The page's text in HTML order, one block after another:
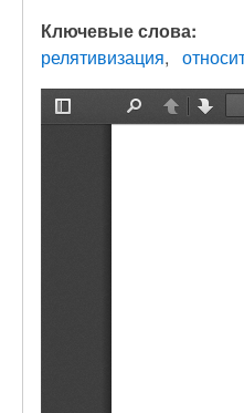
Ключевые слова:
релятивизация